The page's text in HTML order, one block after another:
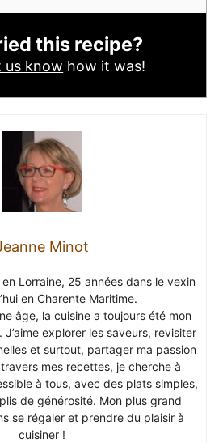
this recipe?
us know how it was!
Minot
Lorraine, 25 années dans le vexin
en Charente Maritime.
âge, la cuisine a toujours été mon
explorer les saveurs, revisiter
et surtout, partager ma passion
mes recettes, je cherche à
à tous, avec des plats simples,
de générosité. Mon plus grand
se régaler et prendre du plaisir à
cuisiner !